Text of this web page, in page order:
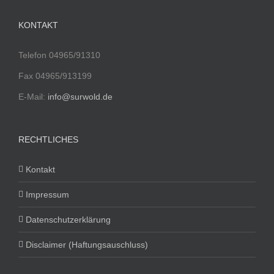
KONTAKT
Telefon 04965/91310
Fax 04965/913199
E-Mail: info@surwold.de
RECHTLICHES
Kontakt
Impressum
Datenschutzerklärung
Disclaimer (Haftungsauschluss)